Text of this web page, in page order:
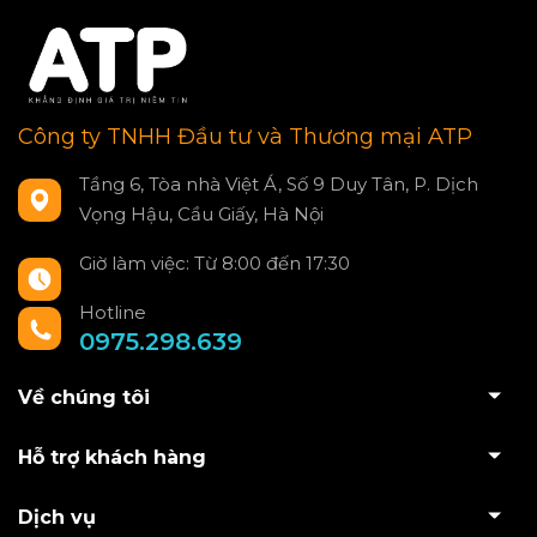
Công ty TNHH Đầu tư và Thương mại ATP
Tầng 6, Tòa nhà Việt Á, Số 9 Duy Tân, P. Dịch
Vọng Hậu, Cầu Giấy, Hà Nội
Giờ làm việc: Từ 8:00 đến 17:30
Hotline
0975.298.639
Về chúng tôi
Hỗ trợ khách hàng
Dịch vụ